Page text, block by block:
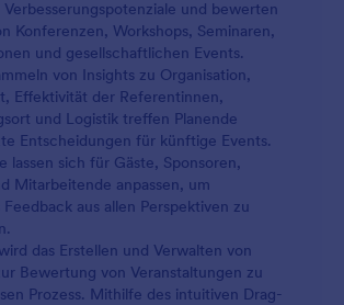
und bewerten
Konferenzen, Workshops, Seminaren,
und gesellschaftlichen Events.
von Insights zu Organisation,
Effektivität der Referentinnen,
und Logistik treffen Planende
Entscheidungen für künftige Events.
lassen sich für Gäste, Sponsoren,
Mitarbeitende anpassen, um
Feedback aus allen Perspektiven zu
das Erstellen und Verwalten von
Bewertung von Veranstaltungen zu
Prozess. Mithilfe des intuitiven Drag-